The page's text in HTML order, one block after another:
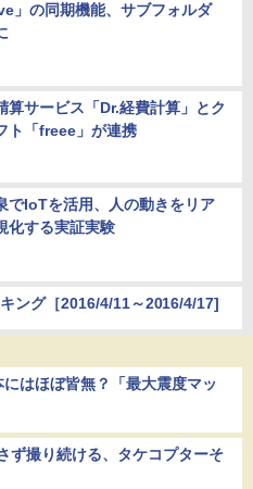
」の同期機能、サブフォルダ
算サービス「Dr.経費計算」とク
ト「freee」が連携
でIoTを活用、人の動きをリア
化する実証実験
ング［2016/4/11～2016/4/17]
はほぼ皆無？「最大震度マッ
ず撮り続ける、タケコプターそ